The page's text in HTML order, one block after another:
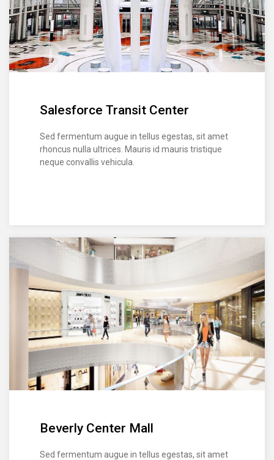
Salesforce Transit Center
Sed fermentum augue in tellus egestas, sit amet
rhoncus nulla ultrices. Mauris id mauris tristique
neque convallis vehicula.
Beverly Center Mall
Sed fermentum augue in tellus egestas, sit amet